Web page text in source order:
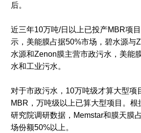
后。
近三年10万吨/日以上已投产MBR项
示，美能膜占据50%市场，碧水源与
水源和Zenon膜主营市政污水，美能
水和工业污水。
对于市政污水，10万吨级才算大型项
MBR，万吨级以上已算大型项目。根
研究院调研数据，Memstar和膜天膜
场份额50%以上。